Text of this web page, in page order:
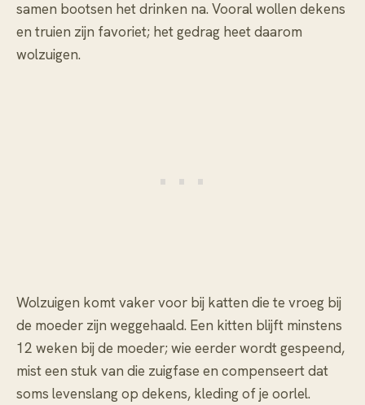
samen bootsen het drinken na. Vooral wollen dekens
en truien zijn favoriet; het gedrag heet daarom
wolzuigen.
Wolzuigen komt vaker voor bij katten die te vroeg bij
de moeder zijn weggehaald. Een kitten blijft minstens
12 weken bij de moeder; wie eerder wordt gespeend,
mist een stuk van die zuigfase en compenseert dat
soms levenslang op dekens, kleding of je oorlel.